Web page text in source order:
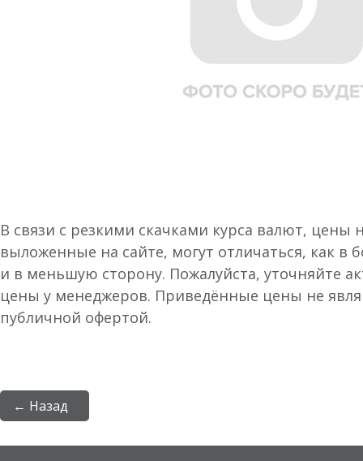
В связи с резкими скачками курса валют, цены
выложенные на сайте, могут отличаться, как в
и в меньшую сторону. Пожалуйста, уточняйте
цены у менеджеров. Приведённые цены не
публичной офертой.
← Назад